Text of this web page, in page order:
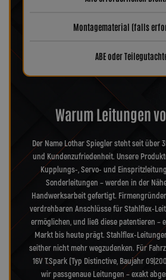
Montagematerial (falls
ABE oder
Warum Leitungen
Der Name Lothar Spiegler steht seit über
und Kundenzufriedenheit. Unsere
Kupplungs-, Servo- und
Sonderleitungen – werden in der
Handwerksarbeit gefertigt.
verdrehbaren Anschlüsse für Stahlflex-
ermöglichen, und ließ diese patentieren –
Markt bis heute prägt. Stahlflex-
seither nicht mehr wegzudenken. Für
16V T.Spark (Typ Distinctive, Baujahr
wir passgenaue Leitungen – exakt